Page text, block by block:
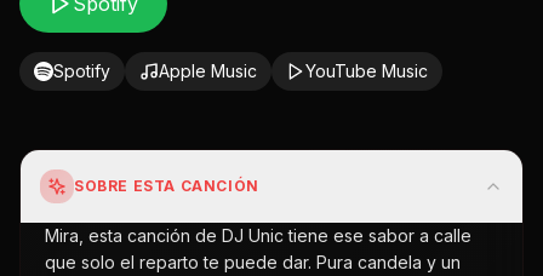
Spotify Apple Music YouTube Music
SOBRE ESTA CANCIÓN
Mira, esta canción de DJ Unic tiene ese sabor a calle
que solo el reparto te puede dar. Pura candela y un